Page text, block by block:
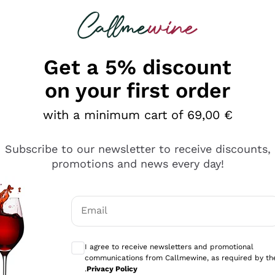
looking for
è male ma secondo me ci sono alternative che
Get a 5% discount
on your first order
with a minimum cart of 69,00 €
Subscribe to our newsletter to receive discounts,
promotions and news every day!
Email
I agree to receive newsletters and promotional
communications from Callmewine, as required by
.Privacy Policy